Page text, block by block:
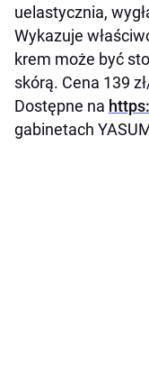
uelastycznia,
Wykazuje
krem może być
skórą. Cena 139
Dostępne na
gabinetach